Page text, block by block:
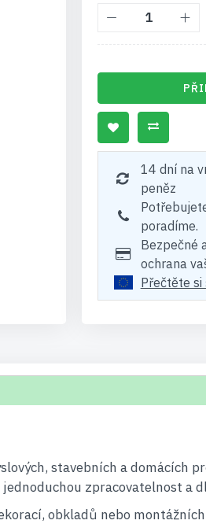
14 dní na
peněz
poradíme.
Bezpečné
ochrana
Přečtěte si
stavebních a domácích
zpracovatelnost a
obkladů nebo